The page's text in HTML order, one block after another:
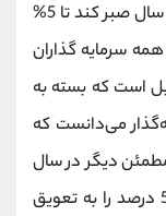
یک سرمایه گذار ممکن است مایل باشد یک سال صبر کند تا 5%
سرمایه گذاران
حالت 5% نرخ تنزیل است که بسته به
می‌دانست که
مطمئن دیگر در سال
آینده به دست بیاورد، حاضر نبود پرداخت 5 درصد را به تعویق